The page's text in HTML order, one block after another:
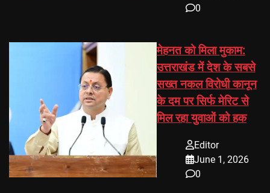
0
मेहनत को मिला मुकाम:
उत्तराखंड में देश के सबसे
सख्त नकल विरोधी कानून
के दम पर सिर्फ मेरिट से
मिल रहा युवाओं को हक
Editor
June 1, 2026
0